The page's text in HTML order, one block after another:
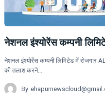
नेशनल इंश्योरेंस कम्पनी
नेशनल इंश्योरेंस कम्पनी लिमिटेड में रोजगार
की तलाश करने…
By